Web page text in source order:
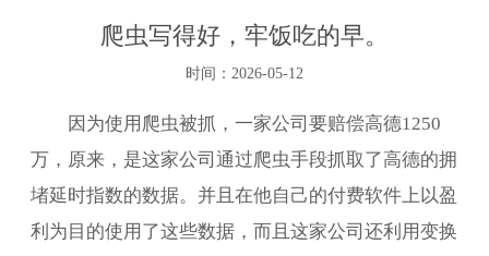
爬虫写得好，牢饭吃的早。
时间：2026-05-12
因为使用爬虫被抓，一家公司要赔偿高德1250
万，原来，是这家公司通过爬虫手段抓取了高德的拥
堵延时指数的数据。并且在他自己的付费软件上以盈
利为目的使用了这些数据，而且这家公司还利用变换